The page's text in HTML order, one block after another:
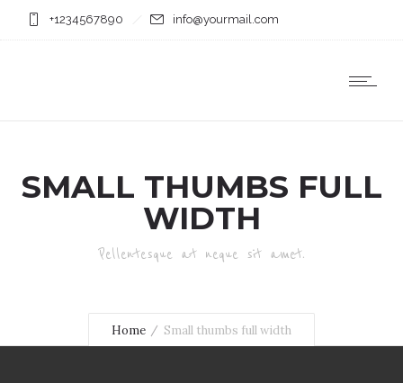
+1234567890 info@yourmail.com
SMALL THUMBS FULL
WIDTH
Pellentesque at neque sit amet.
Home Small thumbs full width